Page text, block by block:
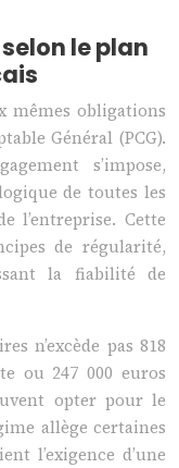
le plan
mêmes obligations
Général (PCG).
s’impose,
de toutes les
l’entreprise. Cette
de régularité,
la fiabilité de
n’excède pas 818
ou 247 000 euros
opter pour le
allège certaines
l’exigence d’une